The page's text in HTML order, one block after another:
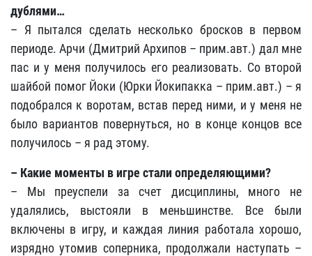
дублями…
– Я пытался сделать несколько бросков в первом
периоде. Арчи (Дмитрий Архипов – прим.авт.) дал мне
пас и у меня получилось его реализовать. Со второй
шайбой помог Йоки (Юрки Йокипакка – прим.авт.) – я
подобрался к воротам, встав перед ними, и у меня не
было вариантов повернуться, но в конце концов все
получилось – я рад этому.
– Какие моменты в игре стали определяющими?
– Мы преуспели за счет дисциплины, много не
удалялись, выстояли в меньшинстве. Все были
включены в игру, и каждая линия работала хорошо,
изрядно утомив соперника, продолжали наступать –